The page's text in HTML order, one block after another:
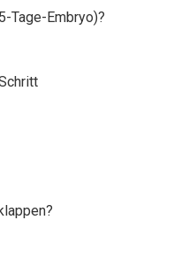
Tage-Embryo)?